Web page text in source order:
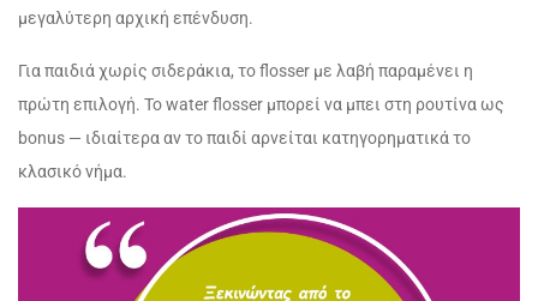
μεγαλύτερη αρχική επένδυση.
Για παιδιά χωρίς σιδεράκια, το flosser με λαβή παραμένει η
πρώτη επιλογή. Το water flosser μπορεί να μπει στη ρουτίνα ως
bonus — ιδιαίτερα αν το παιδί αρνείται κατηγορηματικά το
κλασικό νήμα.